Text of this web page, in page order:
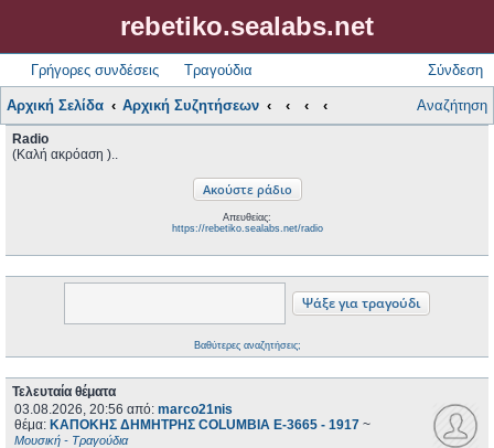
rebetiko.sealabs.net
Γρήγορες συνδέσεις Τραγούδια Σύνδεση
Αρχική Σελίδα Αρχική Συζητήσεων Αναζήτηση
Radio
(Καλή ακρόαση )..
Απευθείας:
https://rebetiko.sealabs.net/radio
Βαθύτερες αναζητήσεις;
Τελευταία θέματα
03.08.2026, 20:56 από: marco21nis
θέμα: ΚΑΠΟΚΗΣ ΔΗΜΗΤΡΗΣ COLUMBIA E-3665 - 1917 ~
Μουσική - Τραγούδια